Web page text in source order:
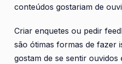
conteúdos gostariam de
Criar enquetes ou pedir
são ótimas formas de fazer
gostam de se sentir ouvidos